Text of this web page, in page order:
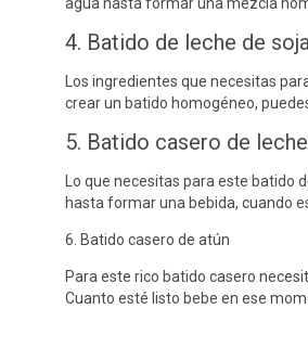
4. Batido de leche de soja
Los ingredientes que necesitas
crear un batido homogéneo,
5. Batido casero de
Lo que necesitas para este batido
hasta formar una bebida, cuando
6. Batido casero de atún
Para este rico batido casero
Cuanto esté listo bebe en ese